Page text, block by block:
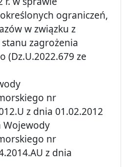
ograniczeń,
w związku z
zagrożenia
(Dz.U.2022.679 ze
nr
z dnia 01.02.2012
Wojewody
nr
z dnia